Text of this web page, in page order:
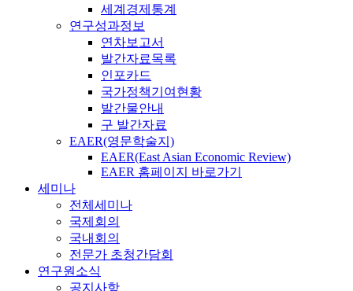
세계경제통계
연구성과정보
연차보고서
발간자료목록
인포카드
국가정책기여현황
발간물안내
구 발간자료
EAER(영문학술지)
EAER(East Asian Economic Review)
EAER 홈페이지 바로가기
세미나
전체세미나
국제회의
국내회의
전문가 초청간담회
연구원소식
공지사항